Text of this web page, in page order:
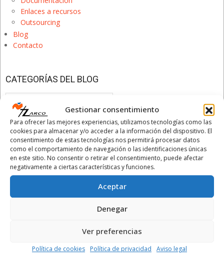
Gestionar consentimiento
Para ofrecer las mejores experiencias, utilizamos tecnologías como las
cookies para almacenar y/o acceder a la información del dispositivo. El
consentimiento de estas tecnologías nos permitirá procesar datos
como el comportamiento de navegación o las identificaciones únicas
en este sitio. No consentir o retirar el consentimiento, puede afectar
negativamente a ciertas características y funciones.
Aceptar
Denegar
Ver preferencias
Política de cookies Política de privacidad Aviso legal
Enlaces a recursos
Outsourcing
Blog
Contacto
CATEGORÍAS DEL BLOG
Categorías
del
Blog
ÚLTIMAS PUBLICACIONES
El cierre del primer semestre y su importancia
para tu empresa
1 julio, 2026
Ayer, 30 de junio de 2026,
¡Recta final de junio 2026! Fechas clave y
28 mayo, 2026
Junio llega a su fin y con él se
>Leer más >>